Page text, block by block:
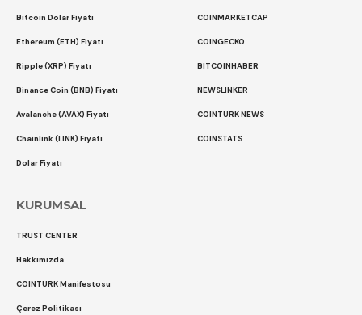
Bitcoin Dolar Fiyatı
Ethereum (ETH) Fiyatı
Ripple (XRP) Fiyatı
Binance Coin (BNB) Fiyatı
Avalanche (AVAX) Fiyatı
Chainlink (LINK) Fiyatı
Dolar Fiyatı
COINMARKETCAP
COINGECKO
BITCOINHABER
NEWSLINKER
COINTURK NEWS
COINSTATS
KURUMSAL
TRUST CENTER
Hakkımızda
COINTURK Manifestosu
Çerez Politikası